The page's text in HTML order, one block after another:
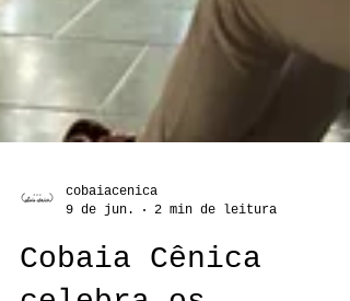
cobaiacenica
9 de jun.
2 min de leitura